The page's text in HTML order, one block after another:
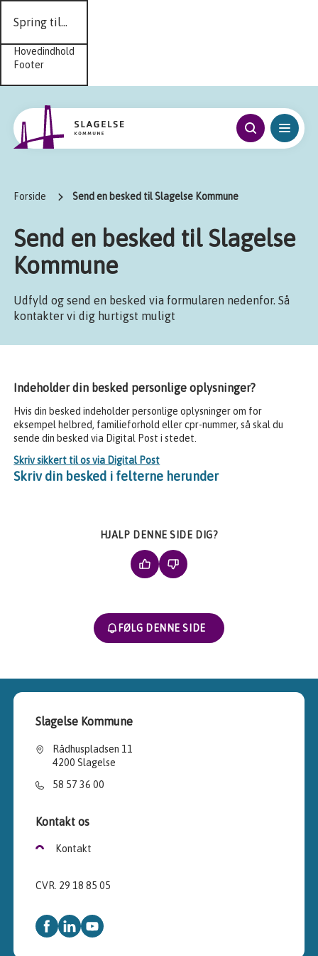
Spring til...
Hovedindhold
Footer
Forside Send en besked til Slagelse Kommune
Send en besked til Slagelse
Kommune
Udfyld og send en besked via formularen nedenfor. Så
kontakter vi dig hurtigst muligt
Indeholder din besked personlige oplysninger?
Hvis din besked indeholder personlige oplysninger om for
eksempel helbred, familieforhold eller cpr-nummer, så skal du
sende din besked via Digital Post i stedet.
Skriv sikkert til os via Digital Post
Skriv din besked i felterne herunder
HJALP DENNE SIDE DIG?
FØLG DENNE SIDE
Slagelse Kommune
Rådhuspladsen 11
4200 Slagelse
58 57 36 00
Kontakt os
Kontakt
CVR. 29 18 85 05